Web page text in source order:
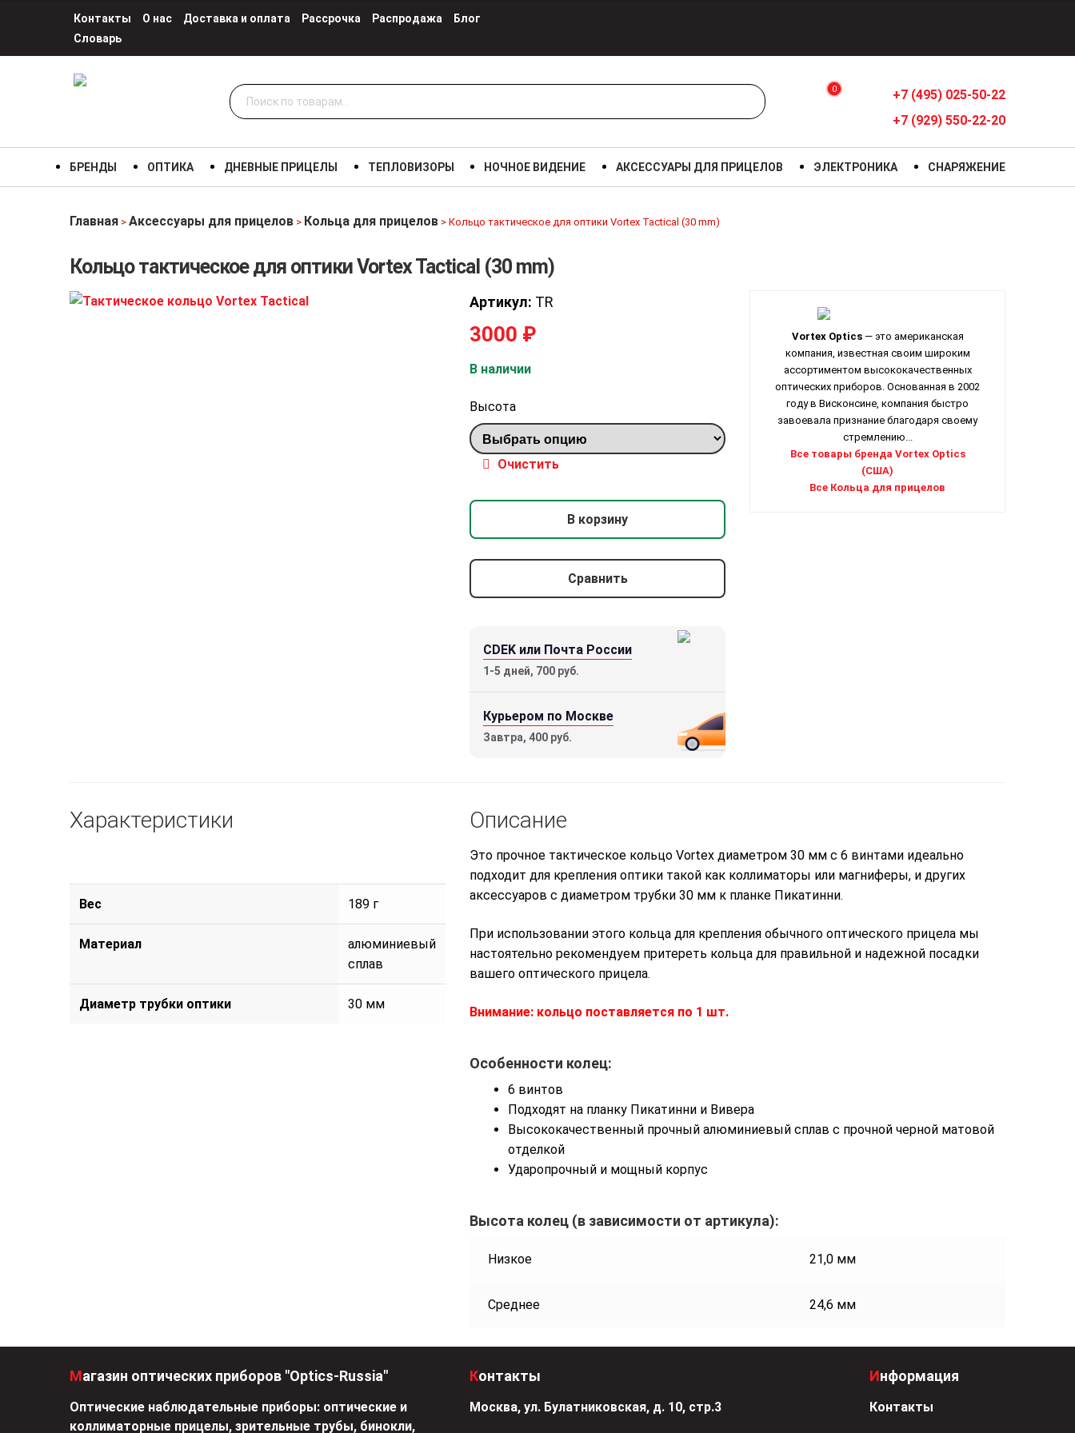
Контакты О нас Доставка и оплата Рассрочка Распродажа
Блог
Словарь
Искать: 0
+7 (495) 025-50-22
+7 (929) 550-22-20
БРЕНДЫ ОПТИКА ДНЕВНЫЕ ПРИЦЕЛЫ ТЕПЛОВИЗОРЫ НОЧНОЕ ВИДЕНИЕ АКСЕССУАРЫ ДЛЯ ПРИЦЕЛОВ ЭЛЕКТРОНИКА СНАРЯЖЕНИЕ
Главная > Аксессуары для прицелов > Кольца для прицелов > Кольцо тактическое для оптики Vortex Tactical (30 mm)
Кольцо тактическое для оптики Vortex Tactical (30 mm)
Артикул: TR
3000 ₽
В наличии
Высота
Очистить
В корзину
Сравнить
CDEK или Почта России
1-5 дней, 700 руб.
Курьером по Москве
Завтра, 400 руб.
Vortex Optics— это американская
компания, известная своим широким
ассортиментом высококачественных
оптических приборов. Основанная в 2002
году в Висконсине, компания быстро
завоевала признание благодаря своему
стремлению...
Все товары бренда Vortex Optics
(США)
Все Кольца для прицелов
Кольцо тактическое для оптики
3000 р.
Характеристики
Вес 189 г
Материал
алюминиевый
сплав
Диаметр трубки оптики 30 мм
Описание
Это прочное тактическое кольцо Vortex диаметром 30 мм с 6 винтами идеально
подходит для крепления оптики такой как коллиматоры или магниферы, и других
аксессуаров с диаметром трубки 30 мм к планке Пикатинни.
При использовании этого кольца для крепления обычного оптического прицела мы
настоятельно рекомендуем притереть кольца для правильной и надежной посадки
вашего оптического прицела.
Внимание: кольцо поставляется по 1 шт.
Особенности колец:
6 винтов
Подходят на планку Пикатинни и Вивера
Высококачественный прочный алюминиевый сплав с прочной черной матовой
отделкой
Ударопрочный и мощный корпус
Высота колец (в зависимости от артикула):
Низкое 21,0 мм
Среднее 24,6 мм
Магазин оптических приборов "Optics-Russia"
Оптические наблюдательные приборы: оптические и
коллиматорные прицелы, зрительные трубы, бинокли,
Контакты
Москва, ул. Булатниковская, д. 10, стр.3
Информация
Контакты